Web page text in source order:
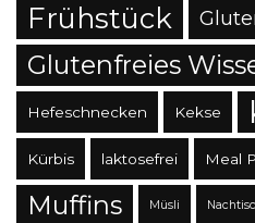
Frühstück
Glutenfreies
Hefeschnecken Kekse
Kürbis laktosefrei Meal
Muffins Müsli